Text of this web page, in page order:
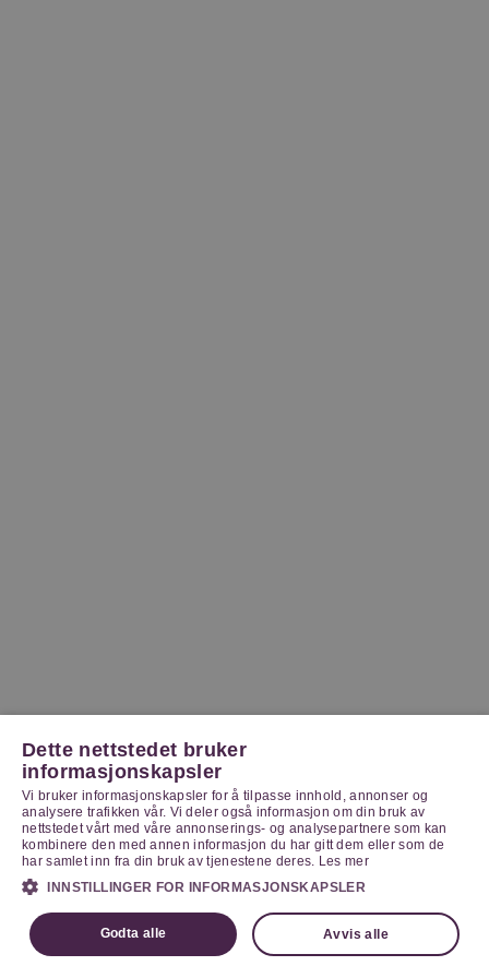
Dette nettstedet bruker
informasjonskapsler
Vi bruker informasjonskapsler for å tilpasse innhold, annonser og
analysere trafikken vår. Vi deler også informasjon om din bruk av
nettstedet vårt med våre annonserings- og analysepartnere som kan
kombinere den med annen informasjon du har gitt dem eller som de
har samlet inn fra din bruk av tjenestene deres. Les mer
INNSTILLINGER FOR INFORMASJONSKAPSLER
Godta alle Avvis alle